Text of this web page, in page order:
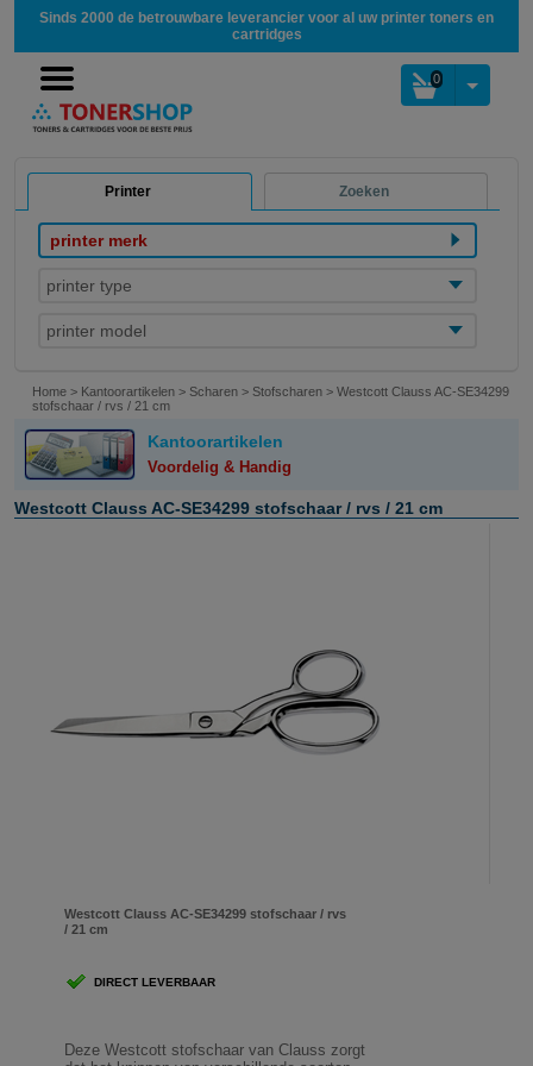
Sinds 2000 de betrouwbare leverancier voor al uw printer toners en
cartridges
0
Printer Zoeken
printer merk
printer type
printer model
Home > Kantoorartikelen > Scharen > Stofscharen > Westcott Clauss AC-SE34299
stofschaar / rvs / 21 cm
Kantoorartikelen
Voordelig & Handig
Westcott Clauss AC-SE34299 stofschaar / rvs / 21 cm
Westcott Clauss AC-SE34299 stofschaar / rvs
/ 21 cm
DIRECT LEVERBAAR
Deze Westcott stofschaar van Clauss zorgt